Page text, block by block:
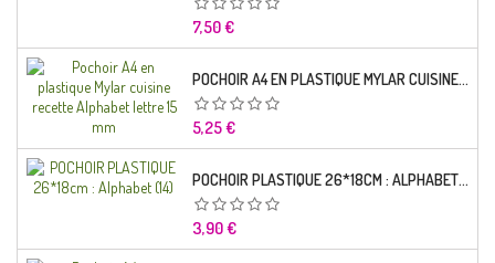
Prix
7,50 €
POCHOIR A4 EN PLASTIQUE MYLAR CUISINE RECETTE ALPHABET LETTRE 15 MM
Prix
5,25 €
POCHOIR PLASTIQUE 26*18CM : ALPHABET (14)
Prix
3,90 €